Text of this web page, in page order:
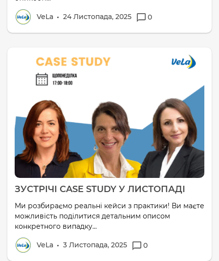
VeLa 24 Листопада, 2025 0
ЗУСТРІЧІ CASE STUDY У ЛИСТОПАДІ
Ми розбираємо реальні кейси з практики! Ви маєте
можливість поділитися детальним описом
конкретного випадку...
VeLa 3 Листопада, 2025 0